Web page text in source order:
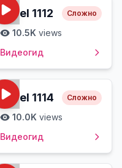
Level 1112 Сложно
10.5K views
Видеогид
Level 1114 Сложно
10.0K views
Видеогид